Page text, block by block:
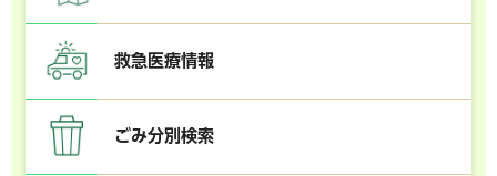
救急医療情報
ごみ分別検索